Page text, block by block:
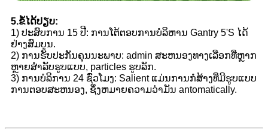
5.ຂໍ້ໄດ້ປຽບ:
1) ປະສົບການ 15 ປີ: ການໂຕ້ຕອບການບໍລິຫານ Gantry 5'S ໄດ້
ຢ່າງສົມບູນ.
2​) ການ​ຮັບ​ປະ​ກັນ​ຄຸນ​ນະ​ພາບ​: admin ສະ​ຫນອງ​ທາງ​ເລືອກ​ທີ່​ຫຼາກ​
ຫຼາຍ​ສໍາ​ລັບ​ຮູບ​ແບບ​, particles ຮູບ​ລັກ​.
3​) ການ​ບໍ​ລິ​ການ 24 ຊົ່ວ​ໂມງ​: Salient ແມ່ນ​ການ​ກໍ່​ສ້າງ​ທີ່​ມີ​ຮູບ​ແບບ​
ການ​ຕອບ​ສະ​ຫນອງ​, ຊຶ່ງ​ຫມາຍ​ຄວາມ​ວ່າ​ມັນ antomatically​.